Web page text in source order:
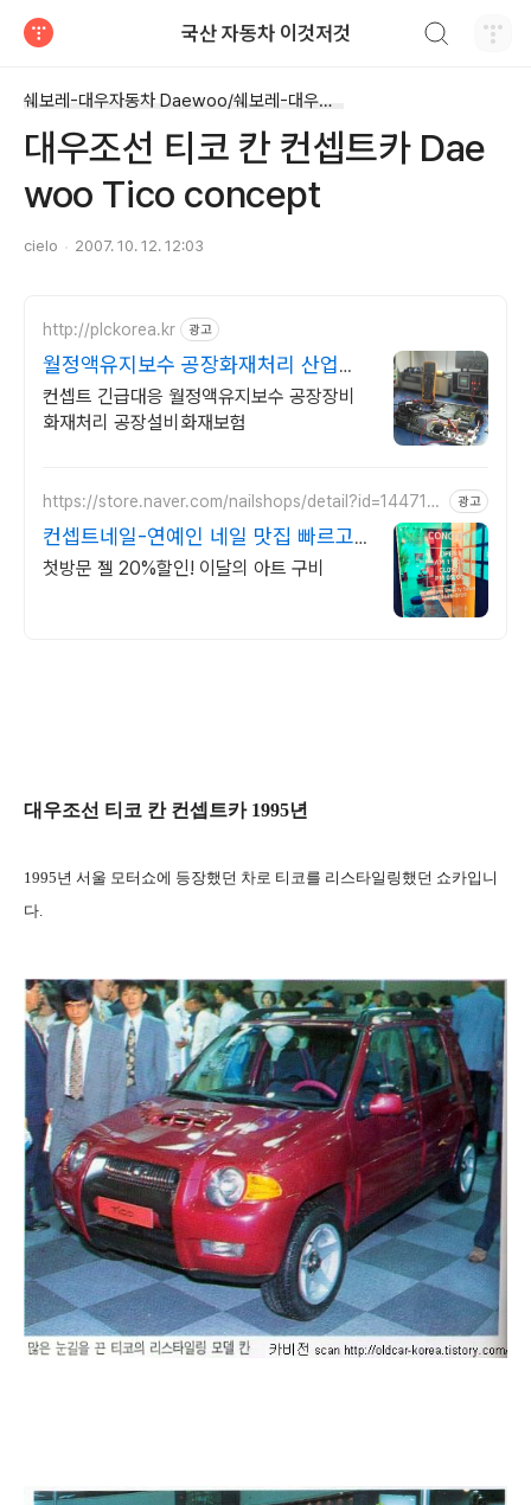
국산 자동차 이것저것
쉐보레-대우자동차 Daewoo/쉐보레-대우컨셉트카 Daewoo
대우조선 티코 칸 컨셉트카 Dae
woo Tico concept
cielo 2007. 10. 12. 12:03
http://plckorea.kr 광고
월정액유지보수 공장화재처리 산업자
동화 장비판매수리보수
컨셉트 긴급대응 월정액유지보수 공장장비
화재처리 공장설비화재보험
https://store.naver.com/nailshops/detail?id=144716
광고
컨셉트네일-연예인 네일 맛집 빠르고
꼼꼼한 시술!
첫방문 젤 20%할인! 이달의 아트 구비
대우조선 티코 칸 컨셉트카 1995년
1995년 서울 모터쇼에 등장했던 차로 티코를 리스타일링했던 쇼카입니
다.